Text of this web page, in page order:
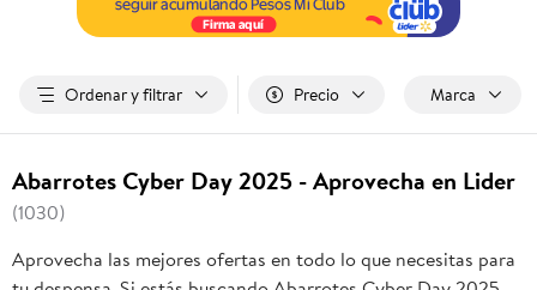
Ordenar y filtrar Precio Marca
Abarrotes Cyber Day 2025 - Aprovecha en Lider
(1030)
Aprovecha las mejores ofertas en todo lo que necesitas para